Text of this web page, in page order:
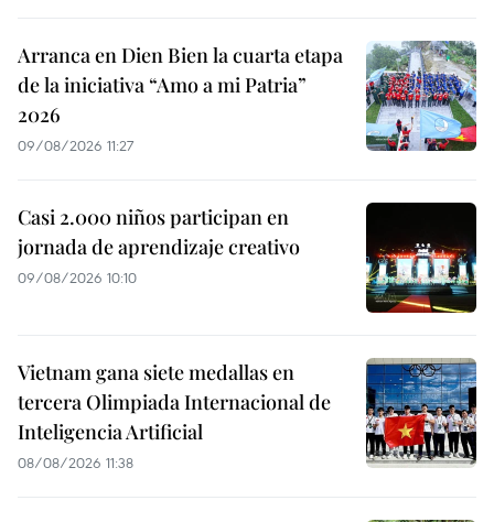
Arranca en Dien Bien la cuarta etapa
de la iniciativa “Amo a mi Patria”
2026
09/08/2026 11:27
Casi 2.000 niños participan en
jornada de aprendizaje creativo
09/08/2026 10:10
Vietnam gana siete medallas en
tercera Olimpiada Internacional de
Inteligencia Artificial
08/08/2026 11:38